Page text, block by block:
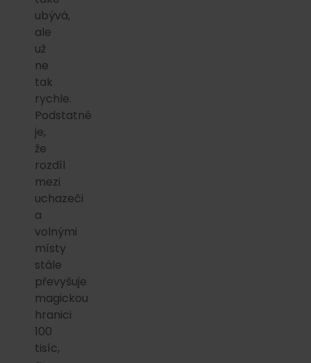
ubývá,
ale
už
ne
tak
rychle.
Podstatné
je,
že
rozdíl
mezi
uchazeči
a
volnými
místy
stále
převyšuje
magickou
hranici
100
tisíc,